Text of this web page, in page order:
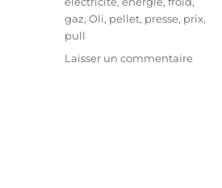
gaz,Oli, pellet, presse, prix,
pull
Laisser un commentairesur